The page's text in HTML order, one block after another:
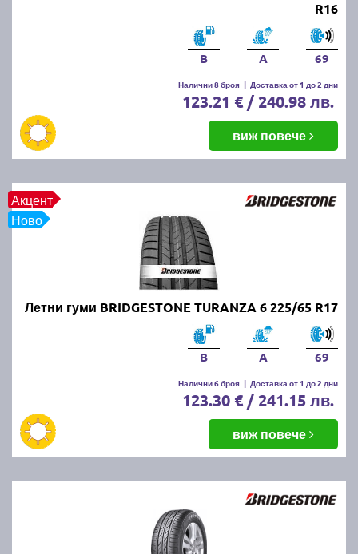
R16
B A 69
Налични 8 броя | Доставка от 1 до 2 дни
123.21 € / 240.98 лв.
виж повече
Акцент
Ново
Летни гуми BRIDGESTONE TURANZA 6 225/65 R17
B A 69
Налични 6 броя | Доставка от 1 до 2 дни
123.30 € / 241.15 лв.
виж повече